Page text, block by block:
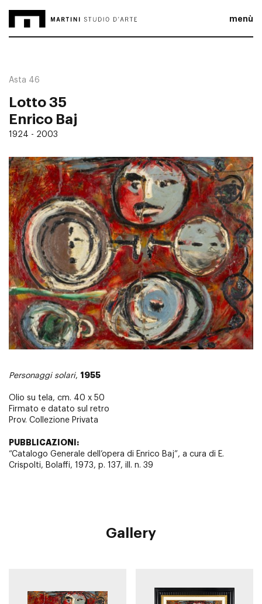
menù
Asta 46
Lotto 35
Enrico Baj
1924 - 2003
Personaggi solari, 1955
Olio su tela, cm. 40 x 50
Firmato e datato sul retro
Prov. Collezione Privata
PUBBLICAZIONI:
“Catalogo Generale dell’opera di Enrico Baj”, a cura di E.
Crispolti, Bolaffi, 1973, p. 137, ill. n. 39
Gallery